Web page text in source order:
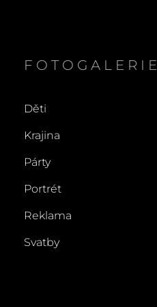
FOTOGALERIE
Děti
Krajina
Párty
Portrét
Reklama
Svatby